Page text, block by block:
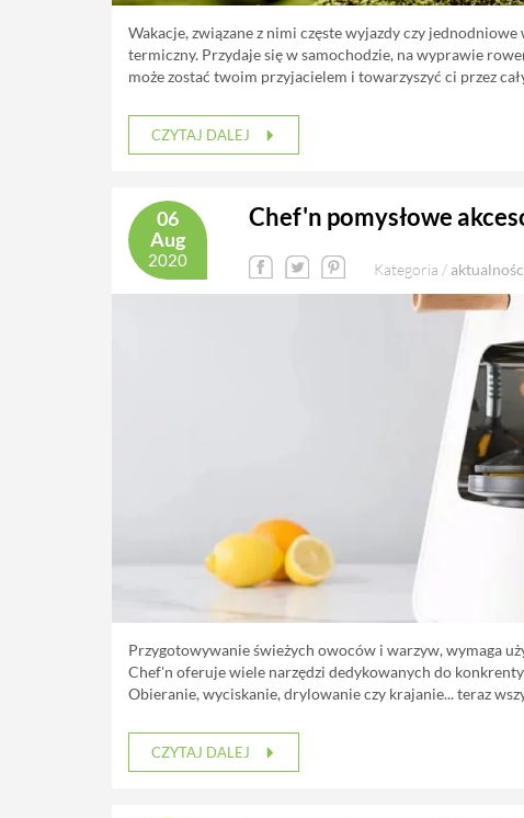
Wakacje, związane z nimi częste wyjazdy czy
termiczny. Przydaje się w samochodzie, na wyprawie
może zostać twoim przyjacielem i towarzyszyć ci przez
CZYTAJ DALEJ
06
Aug
2020
Chef'n pomysłowe
Kategoria /
Przygotowywanie świeżych owoców i warzyw, wymaga
Chef'n oferuje wiele narzędzi dedykowanych do
Obieranie, wyciskanie, drylowanie czy krajanie... teraz
CZYTAJ DALEJ